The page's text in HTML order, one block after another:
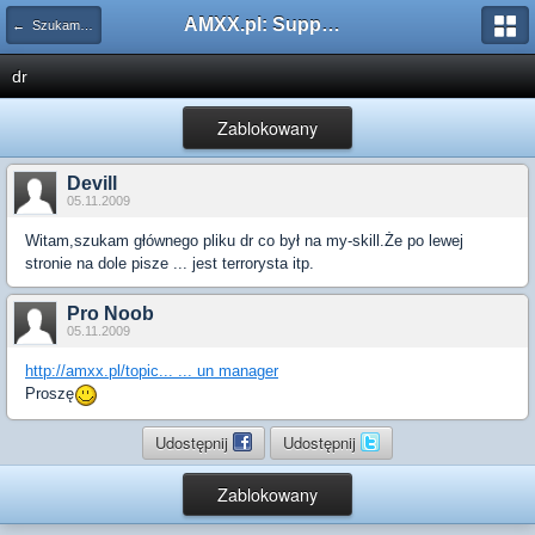
← Szukam pluginu AMXX.pl: Support AMX Mod X i SourceMod
dr
Zablokowany
Devill
05.11.2009
Witam,szukam głównego pliku dr co był na my-skill.Że po lewej
stronie na dole pisze ... jest terrorysta itp.
Pro Noob
05.11.2009
http://amxx.pl/topic... ... un manager
Proszę
Udostępnij Udostępnij
Zablokowany